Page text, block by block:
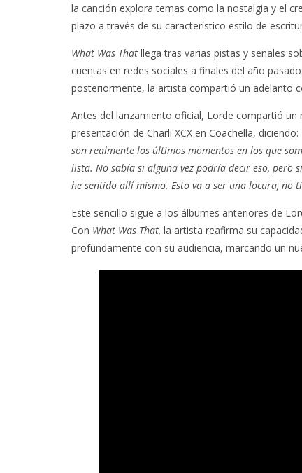
la canción explora temas como la nostalgia y el
plazo a través de su característico estilo de
What Was That llega tras varias pistas y señales
cuentas en redes sociales a finales del año
posteriormente, la artista compartió un adelanto
Antes del lanzamiento oficial, Lorde compartió
presentación de Charli XCX en Coachella, diciendo:
son realmente los últimos momentos en los que
lista. No sabía si alguna vez podría decir eso, pero
he sentido allí mismo. Esto va a ser una locura, no
Este sencillo sigue a los álbumes anteriores de
Con What Was That, la artista reafirma su
profundamente con su audiencia, marcando un